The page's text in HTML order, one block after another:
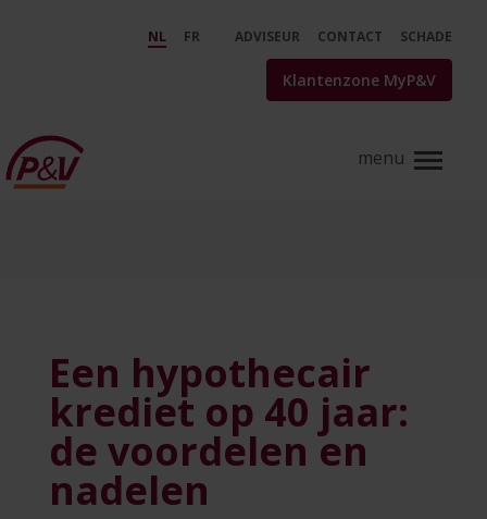
Een hypothecair krediet op 40
NL FR ADVISEUR CONTACT SCHADE
Klantenzone MyP&V
Een hypothecair
krediet op 40 jaar:
de voordelen en
nadelen